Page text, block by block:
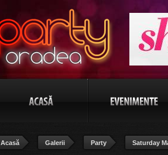
Acasă Galerii Party Saturday